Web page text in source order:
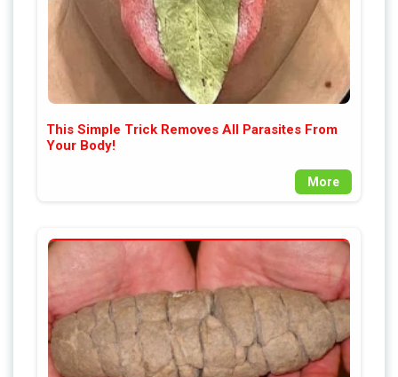
This Simple Trick Removes All Parasites From
Your Body!
More